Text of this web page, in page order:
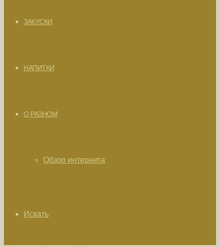
ЗАКУСКИ
НАПИТКИ
О РАЗНОМ
Обзор интернета
Искать